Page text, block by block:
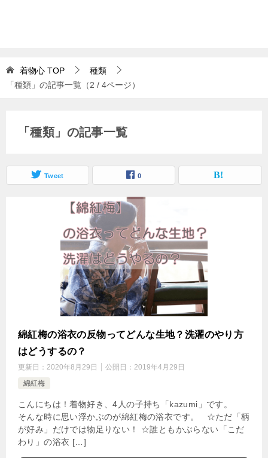
着物心 TOP
種類
「種類」の記事一覧（2 / 4ページ）
「種類」の記事一覧
Tweet 0
綿紅梅の浴衣の反物ってどんな生地？洗濯のやり方
はどうするの？
更新日： 2020年8月29日 公開日： 2019年4月29日
綿紅梅
こんにちは！着物好き、4人の子持ち「kazumi」です。
そんな時に思い浮かぶのが綿紅梅の浴衣です。 ☆ただ「柄
が好み」だけでは物足りない！ ☆誰ともかぶらない「こだ
わり」の浴衣 […]